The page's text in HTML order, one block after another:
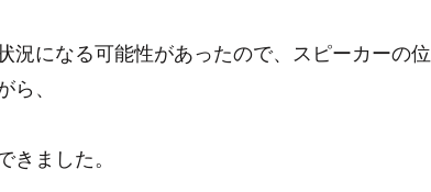
況になる可能性があったので、スピーカーの位
、
ました。